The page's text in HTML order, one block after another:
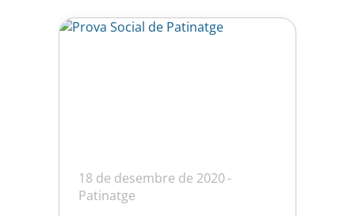
18 de desembre de 2020
Patinatge